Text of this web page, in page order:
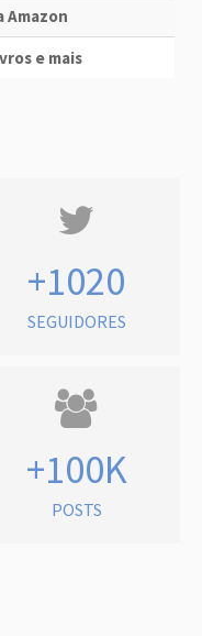
Amazon
e mais
+1020
SEGUIDORES
+100K
POSTS